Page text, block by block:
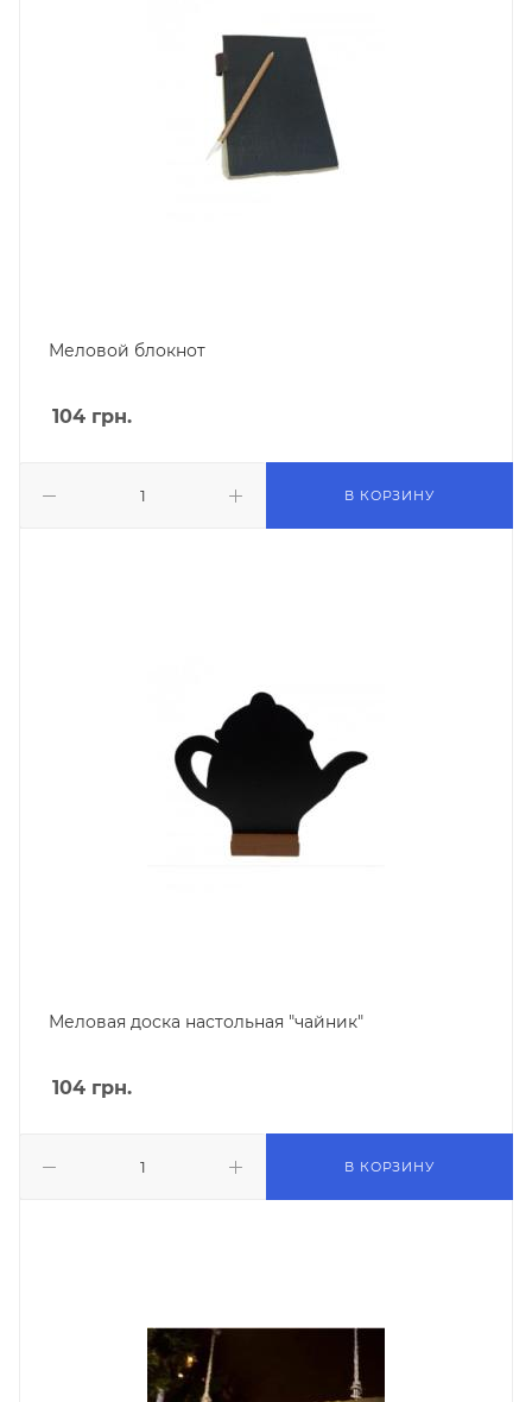
Меловой блокнот
104 грн.
В КОРЗИНУ
Меловая доска настольная "чайник"
104 грн.
В КОРЗИНУ